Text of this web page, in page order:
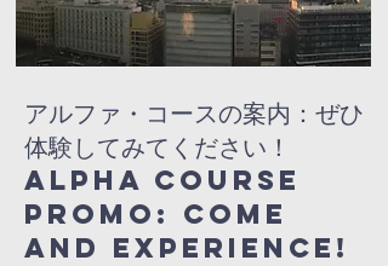
アルファ・コースの案内：ぜひ
体験してみてください！
Alpha course
promo: come
and experience!